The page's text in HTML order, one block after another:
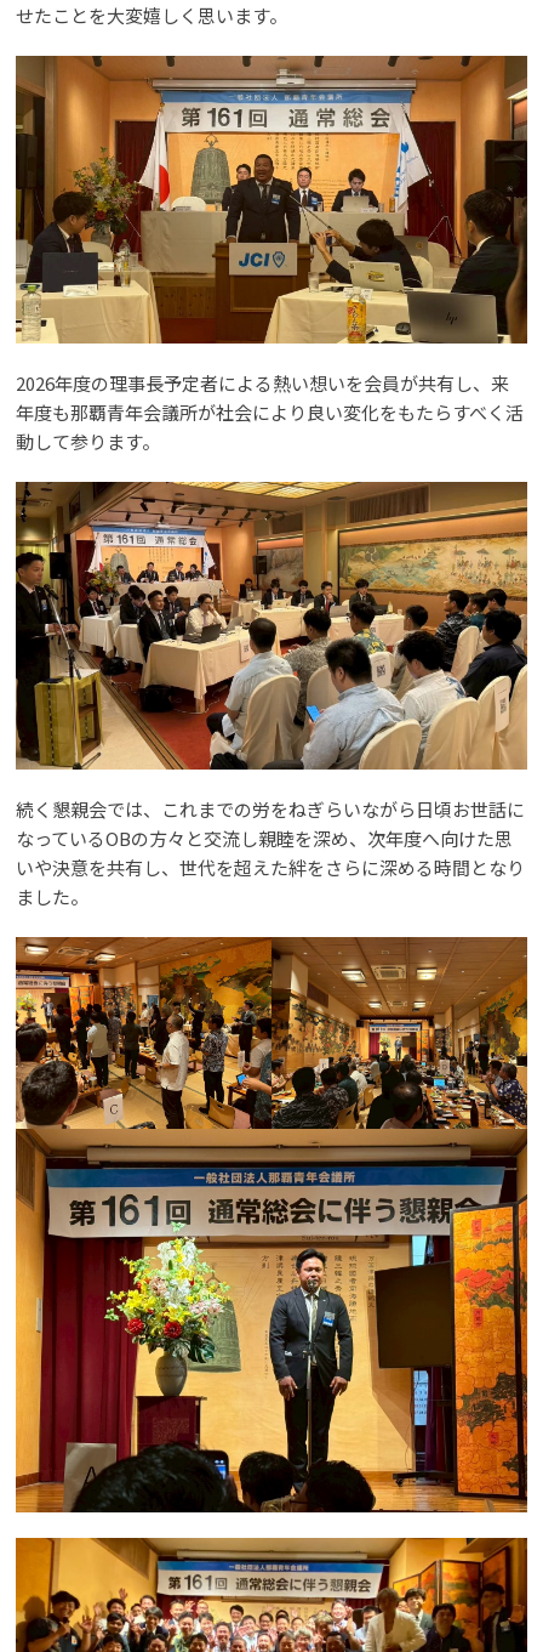
せたことを大変嬉しく思います。
2026年度の理事長予定者による熱い想いを会員が共有し、来
年度も那覇青年会議所が社会により良い変化をもたらすべく活
動して参ります。
続く懇親会では、これまでの労をねぎらいながら日頃お世話に
なっているOBの方々と交流し親睦を深め、次年度へ向けた思
いや決意を共有し、世代を超えた絆をさらに深める時間となり
ました。